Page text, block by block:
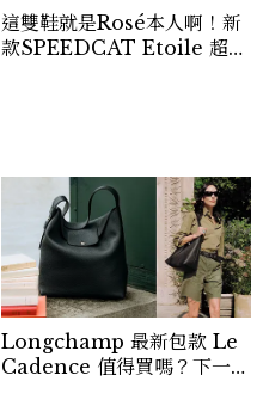
這雙鞋就是Rosé本人啊！新
款SPEEDCAT Etoile 超級
Longchamp 最新包款 Le
Cadence 值得買嗎？下一款